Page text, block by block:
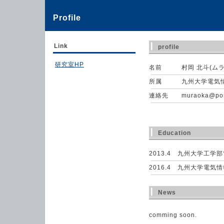
Profile
profile
名前 村岡 北斗(ムラ
所属 九州大学電気情
連絡先
Education
2013.4 九州大学工学部
2016.4 九州大学電気情
News
comming soon.
Link
研究室HP